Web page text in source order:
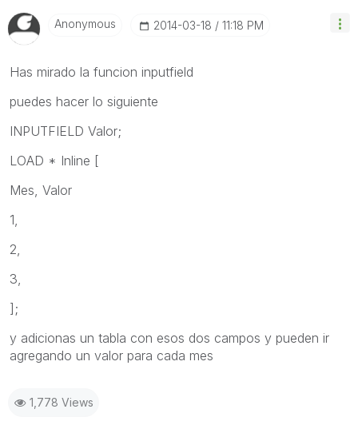
Anonymous ‎2014-03-18 11:18 PM
Has mirado la funcion inputfield
puedes hacer lo siguiente
INPUTFIELD Valor;
LOAD * Inline [
Mes, Valor
1,
2,
3,
];
y adicionas un tabla con esos dos campos y pueden ir
agregando un valor para cada mes
1,778 Views